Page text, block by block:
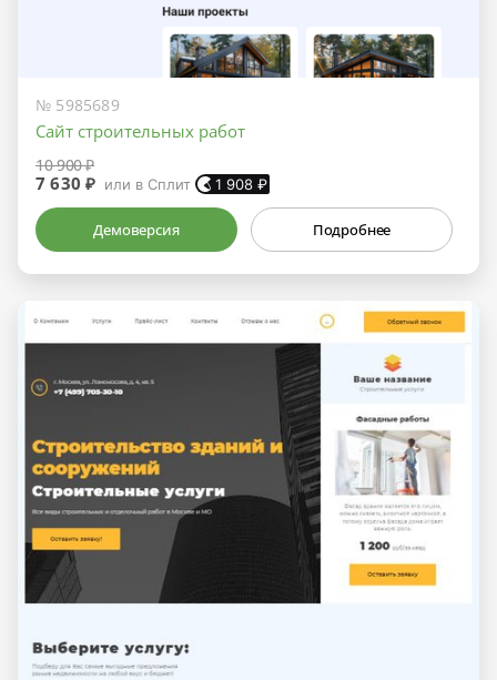
№ 5985689
Сайт строительных работ
10 900 ₽
7 630 ₽ или в Сплит 1 908 ₽
Демоверсия Подробнее